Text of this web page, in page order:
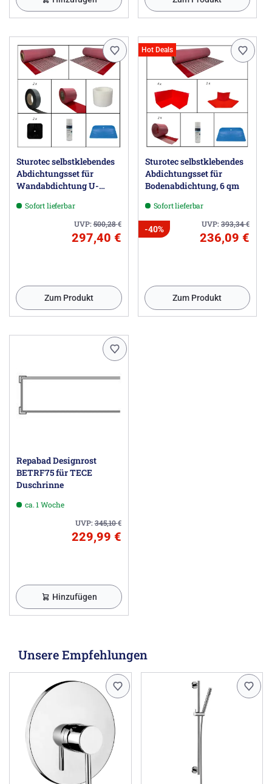
Sturotec selbstklebendes
Abdichtungsset für
Wandabdichtung U-
Wannenlänge bis 3,3 m,
Wandhöhe bis 2,5 m
Sofort lieferbar
UVP:500,28€
297,40 €
Zum Produkt
Hot Deals
Sturotec selbstklebendes
Abdichtungsset für
Bodenabdichtung, 6 qm
Sofort lieferbar
UVP:393,34€
-40%
236,09 €
Zum Produkt
Repabad Designrost
BETRF75 für TECE
Duschrinne
ca. 1 Woche
UVP:345,10€
229,99 €
Hinzufügen
Unsere Empfehlungen